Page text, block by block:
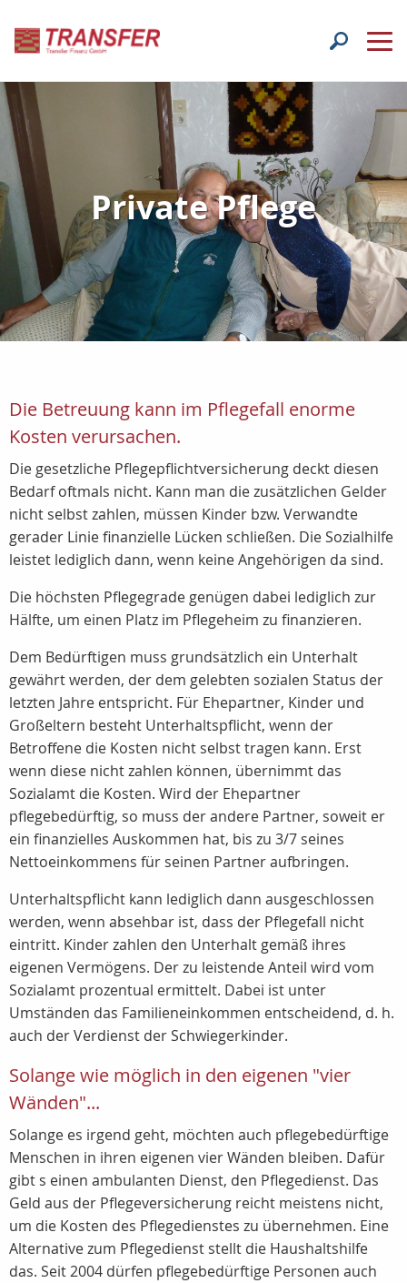
Private Pflege
Die Betreuung kann im Pflegefall enorme
Kosten verursachen.
Die gesetzliche Pflegepflichtversicherung deckt diesen
Bedarf oftmals nicht. Kann man die zusätzlichen Gelder
nicht selbst zahlen, müssen Kinder bzw. Verwandte
gerader Linie finanzielle Lücken schließen. Die Sozialhilfe
leistet lediglich dann, wenn keine Angehörigen da sind.
Die höchsten Pflegegrade genügen dabei lediglich zur
Hälfte, um einen Platz im Pflegeheim zu finanzieren.
Dem Bedürftigen muss grundsätzlich ein Unterhalt
gewährt werden, der dem gelebten sozialen Status der
letzten Jahre entspricht. Für Ehepartner, Kinder und
Großeltern besteht Unterhaltspflicht, wenn der
Betroffene die Kosten nicht selbst tragen kann. Erst
wenn diese nicht zahlen können, übernimmt das
Sozialamt die Kosten. Wird der Ehepartner
pflegebedürftig, so muss der andere Partner, soweit er
ein finanzielles Auskommen hat, bis zu 3/7 seines
Nettoeinkommens für seinen Partner aufbringen.
Unterhaltspflicht kann lediglich dann ausgeschlossen
werden, wenn absehbar ist, dass der Pflegefall nicht
eintritt. Kinder zahlen den Unterhalt gemäß ihres
eigenen Vermögens. Der zu leistende Anteil wird vom
Sozialamt prozentual ermittelt. Dabei ist unter
Umständen das Familieneinkommen entscheidend, d. h.
auch der Verdienst der Schwiegerkinder.
Solange wie möglich in den eigenen "vier
Wänden"...
Solange es irgend geht, möchten auch pflegebedürftige
Menschen in ihren eigenen vier Wänden bleiben. Dafür
gibt s einen ambulanten Dienst, den Pflegedienst. Das
Geld aus der Pflegeversicherung reicht meistens nicht,
um die Kosten des Pflegedienstes zu übernehmen. Eine
Alternative zum Pflegedienst stellt die Haushaltshilfe
das. Seit 2004 dürfen pflegebedürftige Personen auch